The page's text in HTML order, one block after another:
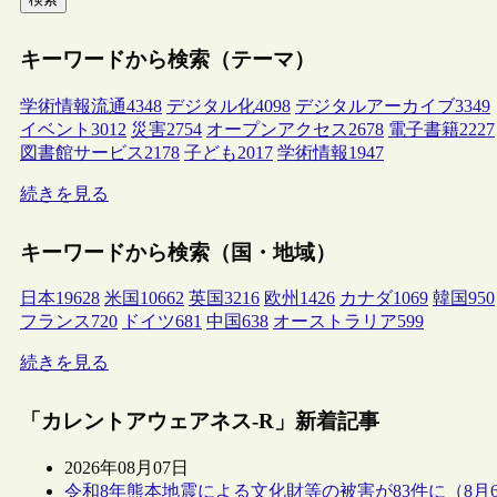
キーワードから検索（テーマ）
学術情報流通4348 デジタル化4098 デジタルアーカイブ3349
イベント 3012 災害2754 オープンアクセス2678 電子書籍2227
図書館サービス2178 子ども2017 学術情報1947
続きを見る
キーワードから検索（国・地域）
日本19628 米国 10662 英国3216 欧州 1426 カナダ1069 韓国950
フランス720 ドイツ681 中国638 オーストラリア599
続きを見る
「カレントアウェアネス-R」新着記事
2026年08月07日
令和8年熊本地震による文化財等の被害が83件に（8月